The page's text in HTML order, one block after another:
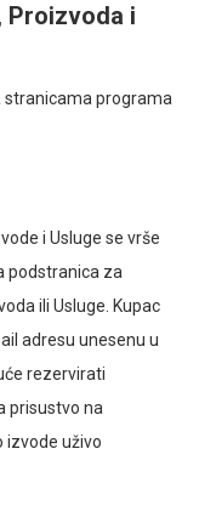
Proizvoda i
stranicama programa
i Usluge se vrše
podstranica za
ili Usluge. Kupac
adresu unesenu u
rezervirati
prisustvo na
izvode uživo